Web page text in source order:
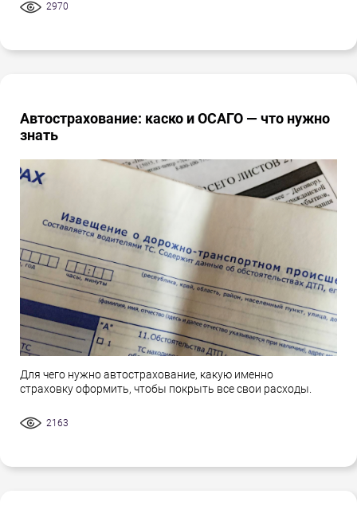
2970
Автострахование: каско и ОСАГО — что нужно
знать
Для чего нужно автострахование, какую именно
страховку оформить, чтобы покрыть все свои расходы.
2163